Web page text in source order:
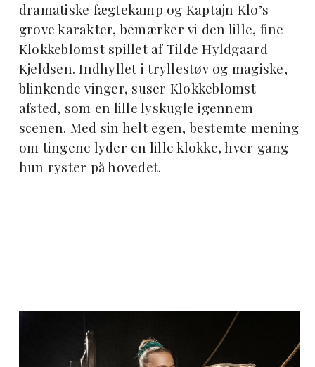
dramatiske fægtekamp og Kaptajn Klo’s
grove karakter, bemærker vi den lille, fine
Klokkeblomst spillet af Tilde Hyldgaard
Kjeldsen. Indhyllet i tryllestøv og magiske,
blinkende vinger, suser Klokkeblomst
afsted, som en lille lyskugle igennem
scenen. Med sin helt egen, bestemte mening
om tingene lyder en lille klokke, hver gang
hun ryster på hovedet.